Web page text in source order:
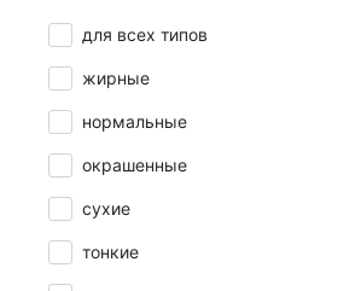
для всех типов
жирные
нормальные
окрашенные
сухие
тонкие